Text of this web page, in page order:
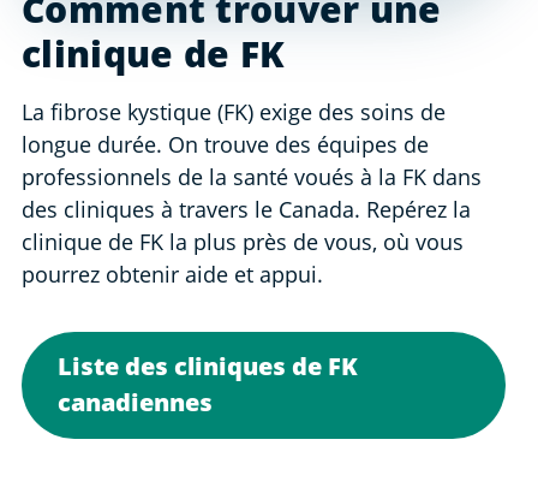
clinique de FK
La fibrose kystique (FK) exige des soins de
longue durée. On trouve des équipes de
professionnels de la santé voués à la FK dans
des cliniques à travers le Canada. Repérez la
clinique de FK la plus près de vous, où vous
pourrez obtenir aide et appui.
Liste des cliniques de FK
canadiennes